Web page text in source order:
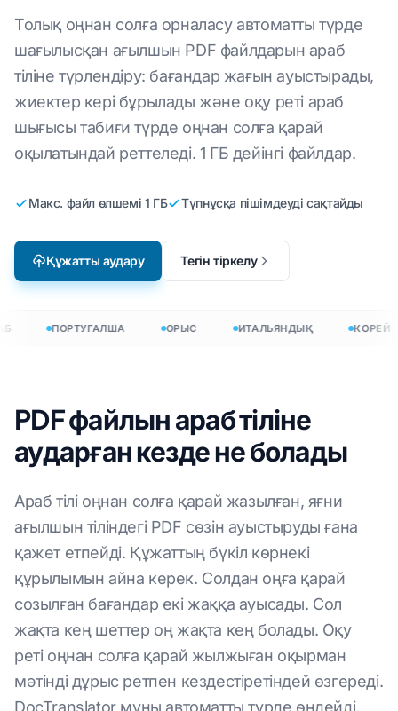
Толық оңнан солға орналасу автоматты түрде
шағылысқан ағылшын PDF файлдарын араб
тіліне түрлендіру: бағандар жағын ауыстырады,
жиектер кері бұрылады және оқу реті араб
шығысы табиғи түрде оңнан солға қарай
оқылатындай реттеледі. 1 ГБ дейінгі файлдар.
Макс. файл өлшемі 1 ГБ Түпнұсқа пішімдеуді сақтайды
Құжатты аудару Тегін тіркелу
ПОРТУГАЛША ОРЫС ИТАЛЬЯНДЫҚ КОРЕЙ
PDF файлын араб тіліне
аударған кезде не болады
Араб тілі оңнан солға қарай жазылған, яғни
ағылшын тіліндегі PDF сөзін ауыстыруды ғана
қажет етпейді. Құжаттың бүкіл көрнекі
құрылымын айна керек. Солдан оңға қарай
созылған бағандар екі жаққа ауысады. Сол
жақта кең шеттер оң жақта кең болады. Оқу
реті оңнан солға қарай жылжыған оқырман
мәтінді дұрыс ретпен кездестіретіндей өзгереді.
DocTranslator мұны автоматты түрде өңдейді,